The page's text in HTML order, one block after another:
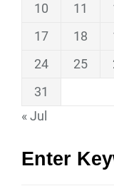
10
11
17
18
24
25
31
« Jul
Enter